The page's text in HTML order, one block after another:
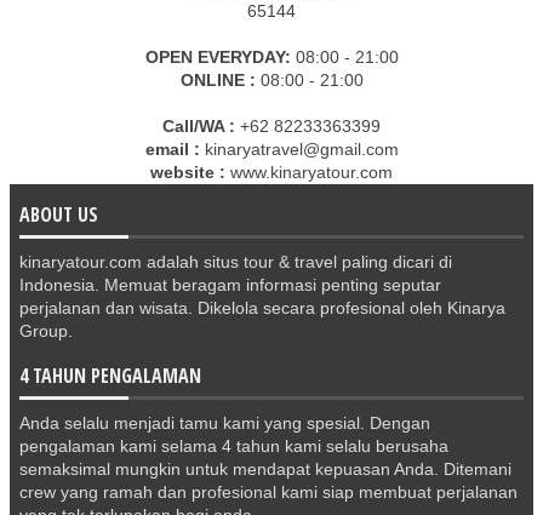
65144
OPEN EVERYDAY: 08:00 - 21:00
ONLINE : 08:00 - 21:00
Call/WA : +62 82233363399
email : kinaryatravel@gmail.com
website : www.kinaryatour.com
ABOUT US
kinaryatour.com adalah situs tour & travel paling dicari di
Indonesia. Memuat beragam informasi penting seputar
perjalanan dan wisata. Dikelola secara profesional oleh Kinarya
Group.
4 TAHUN PENGALAMAN
Anda selalu menjadi tamu kami yang spesial. Dengan
pengalaman kami selama 4 tahun kami selalu berusaha
semaksimal mungkin untuk mendapat kepuasan Anda. Ditemani
crew yang ramah dan profesional kami siap membuat perjalanan